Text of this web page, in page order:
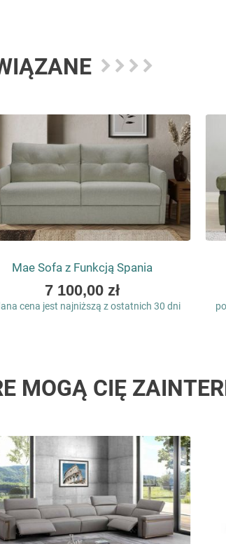
Mae Sofa z Funkcją Spania
As
low
7 100,00 zł
cena jest najniższą z ostatnich 30 dni
MOGĄ CIĘ